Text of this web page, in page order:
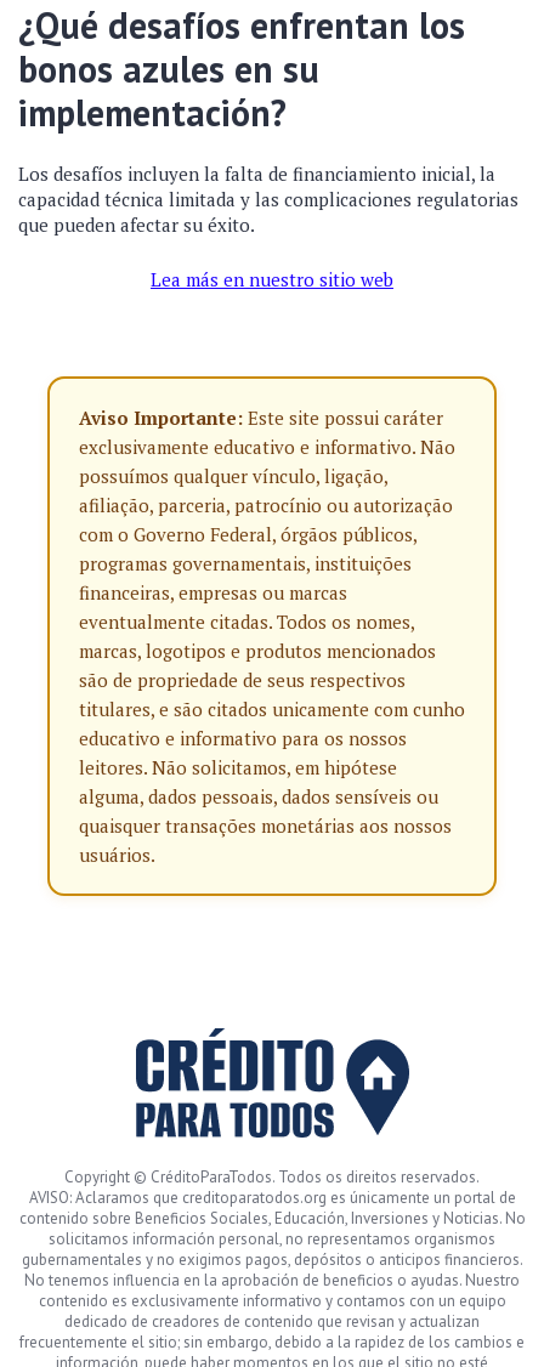
¿Qué desafíos enfrentan los
bonos azules en su
implementación?
Los desafíos incluyen la falta de financiamiento inicial, la
capacidad técnica limitada y las complicaciones regulatorias
que pueden afectar su éxito.
Lea más en nuestro sitio web
Aviso Importante: Este site possui caráter
exclusivamente educativo e informativo. Não
possuímos qualquer vínculo, ligação,
afiliação, parceria, patrocínio ou autorização
com o Governo Federal, órgãos públicos,
programas governamentais, instituições
financeiras, empresas ou marcas
eventualmente citadas. Todos os nomes,
marcas, logotipos e produtos mencionados
são de propriedade de seus respectivos
titulares, e são citados unicamente com cunho
educativo e informativo para os nossos
leitores. Não solicitamos, em hipótese
alguma, dados pessoais, dados sensíveis ou
quaisquer transações monetárias aos nossos
usuários.
Copyright © CréditoParaTodos. Todos os direitos reservados.
AVISO: Aclaramos que creditoparatodos.org es únicamente un portal de
contenido sobre Beneficios Sociales, Educación, Inversiones y Noticias. No
solicitamos información personal, no representamos organismos
gubernamentales y no exigimos pagos, depósitos o anticipos financieros.
No tenemos influencia en la aprobación de beneficios o ayudas. Nuestro
contenido es exclusivamente informativo y contamos con un equipo
dedicado de creadores de contenido que revisan y actualizan
frecuentemente el sitio; sin embargo, debido a la rapidez de los cambios e